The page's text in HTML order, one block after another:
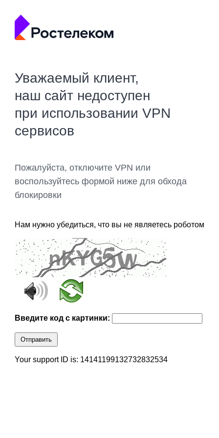
Уважаемый клиент,
наш сайт недоступен
при использовании VPN
сервисов
Пожалуйста, отключите VPN или
воспользуйтесь формой ниже для обхода
блокировки
Нам нужно убедиться, что вы не являетесь роботом
Введите код с картинки:
Отправить
Your support ID is: 14141199132732832534